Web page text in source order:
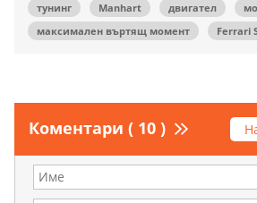
тунинг
Manhart двигател
максимален въртящ момент
Ferrari
Коментари ( 10 )